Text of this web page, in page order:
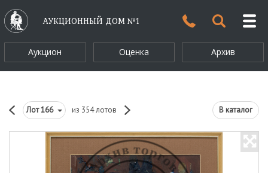
АУКЦИОННЫЙ ДОМ №1
Аукцион Оценка Архив
Лот166 из 354 лотов В каталог